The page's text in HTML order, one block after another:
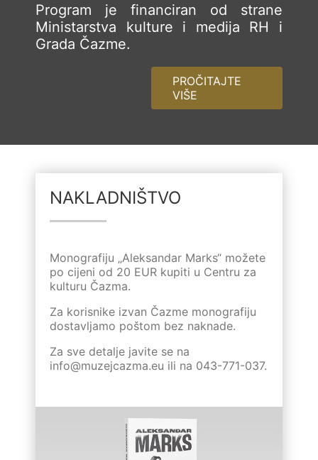
Program je financiran od strane
Ministarstva kulture i medija RH i
Grada Čazme.
PROČITAJTE
VIŠE
NAKLADNIŠTVO
Monografiju „Aleksandar Marks“ možete
po cijeni od 20 EUR kupiti u Centru za
kulturu Čazma.
Za korisnike izvan Čazme monografiju
dostavljamo poštom bez naknade.
Za sve detalje javite se na
info@muzejcazma.eu ili na 043-771-037.